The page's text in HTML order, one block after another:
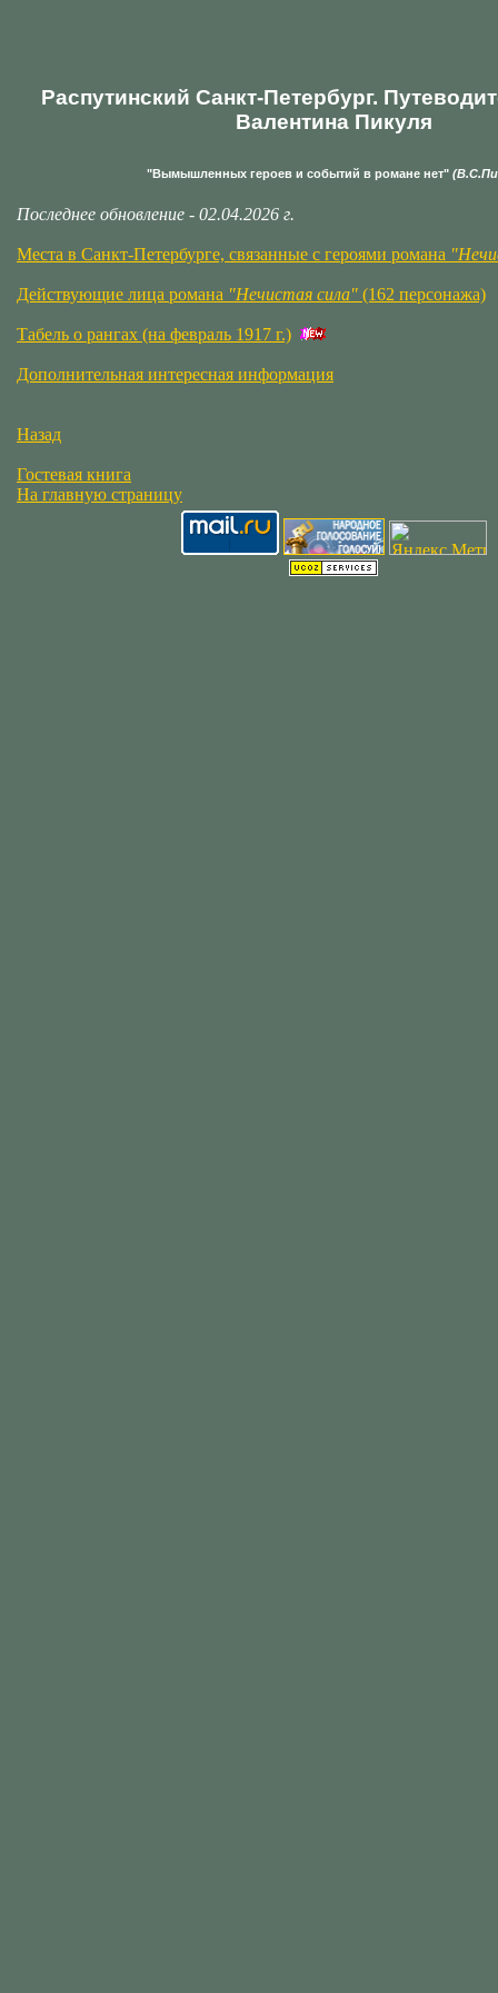
Распутинский Санкт-Петербург.
Валентина Пикуля
"Вымышленных героев и событий в романе нет"
Последнее обновление - 02.04.2026 г.
Места в Санкт-Петербурге, связанные с героями романа
Действующие лица романа "Нечистая сила" (162 персонажа)
Табель о рангах (на февраль 1917 г.)
Дополнительная интересная информация
Назад
Гостевая книга
На главную страницу